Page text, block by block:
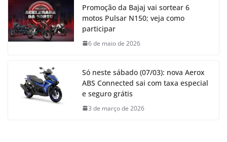
Promoção da Bajaj vai sortear 6
motos Pulsar N150; veja como
participar
6 de maio de 2026
Só neste sábado (07/03): nova Aerox
ABS Connected sai com taxa especial
e seguro grátis
3 de março de 2026